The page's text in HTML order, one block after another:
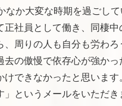
なか大変な時期を過ごし
正社員として働き、同棲
、周りの人も自分も労わ
去の傲慢で依存心が強か
けできなかったと思いま
」というメールをいただき